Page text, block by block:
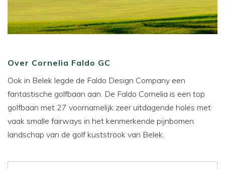
Over Cornelia Faldo GC
Ook in Belek legde de Faldo Design Company een
fantastische golfbaan aan. De Faldo Cornelia is een top
golfbaan met 27 voornamelijk zeer uitdagende holes met
vaak smalle fairways in het kenmerkende pijnbomen
landschap van de golf kuststrook van Belek.